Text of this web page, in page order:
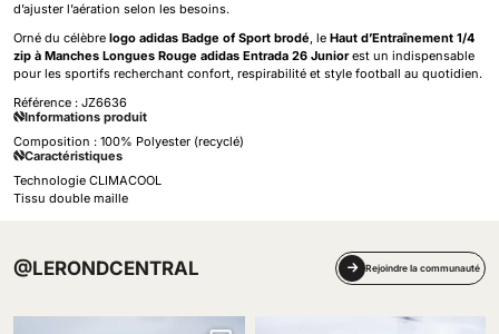
d’ajuster l’aération selon les besoins.
Orné du célèbre logo adidas Badge of Sport brodé, le Haut d’Entraînement 1/4
zip à Manches Longues Rouge adidas Entrada 26 Juniorest un indispensable
pour les sportifs recherchant confort, respirabilité et style football au quotidien.
Référence : JZ6636
Informations produit
Composition : 100% Polyester (recyclé)
Caractéristiques
Technologie CLIMACOOL
Tissu double maille
@LERONDCENTRAL Rejoindre la communauté